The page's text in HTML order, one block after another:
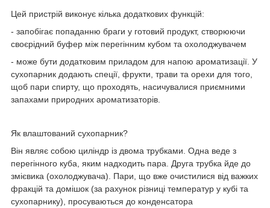
Цей пристрій виконує кілька додаткових функцій:
- запобігає попаданню браги у готовий продукт, створюючи
своєрідний буфер між перегінним кубом та охолоджувачем
- може бути додатковим приладом для напою ароматизації. У
сухопарник додають спеції, фрукти, трави та орехи для того,
щоб пари спирту, що проходять, насичувалися приємними
запахами природних ароматизаторів.
Як влаштований сухопарник?
Він являє собою циліндр із двома трубками. Одна веде з
перегінного куба, яким надходить пара. Друга трубка йде до
змієвика (охолоджувача). Пари, що вже очистилися від важких
фракцій та домішок (за рахунок різниці температур у кубі та
сухопарнику), просуваються до конденсатора